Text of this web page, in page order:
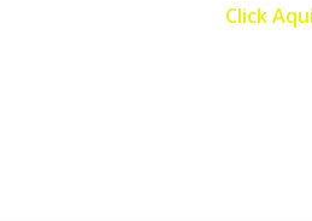
Click Aqui